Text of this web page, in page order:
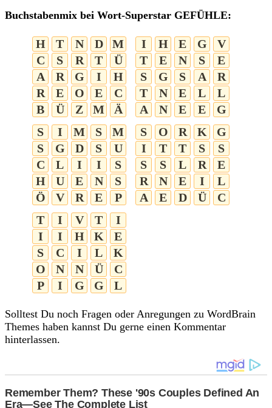
Buchstabenmix bei Wort-Superstar GEFÜHLE:
H T N D
M
C
S R T
Ü
A
R G I
H
R
E O E
C
B
Ü Z M Ä
I H E G
V
T
E N S
E
S
G S A
R
T
N E L
L
A
N E E
G
S
I M S
M
S
G D S
U
C
L I I
S
H
U E N
S
Ö
V R E P
S O R K
G
I
T T S
S
S
S L R
E
R
N E I
L
A
E D Ü
C
T
I V T
I
I
I H K
E
S
C I L
K
O
N N Ü
C
P
I G G L
Solltest Du noch Fragen oder Anregungen zu WordBrain
Themes haben kannst Du gerne einen Kommentar
hinterlassen.